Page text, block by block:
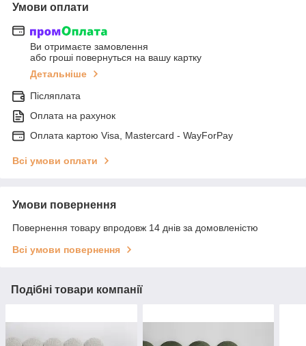
Умови оплати
Ви отримаєте замовлення
або гроші повернуться на вашу картку
Детальніше
Післяплата
Оплата на рахунок
Оплата картою Visa, Mastercard - WayForPay
Всі умови оплати
Умови повернення
Повернення товару впродовж 14 днів за домовленістю
Всі умови повернення
Подібні товари компанії